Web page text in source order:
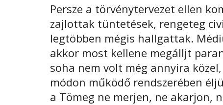
Persze a törvénytervezet ellen
zajlottak tüntetések, rengeteg
legtöbben mégis hallgattak.
akkor most kellene megálljt
soha nem volt még annyira
módon működő rendszerében
a Tömeg ne merjen, ne akarjon,